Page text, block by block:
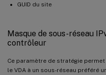
GUID du site
Masque de sous-réseau
contrôleur
Ce paramètre de stratégie
le VDA à un sous-réseau préféré